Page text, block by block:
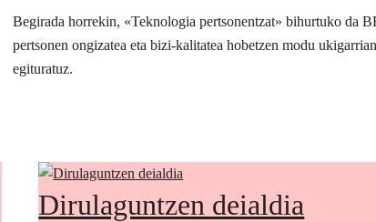
Begirada horrekin, «Teknologia pertsonentzat» bihurtuko da
pertsonen ongizatea eta bizi-kalitatea hobetzen modu
egituratuz.
Dirulaguntzen deialdia